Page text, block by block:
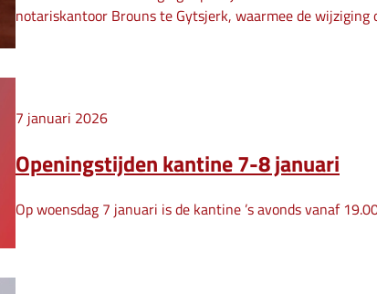
notariskantoor Brouns te Gytsjerk, waarmee de
7 januari 2026
Openingstijden kantine 7-8 januari
Op woensdag 7 januari is de kantine ’s avonds vanaf